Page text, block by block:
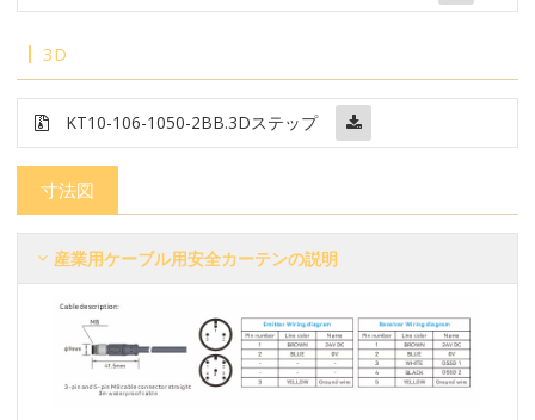
3D
KT10-106-1050-2BB.3Dステップ
寸法図
産業用ケーブル用安全カーテンの説明